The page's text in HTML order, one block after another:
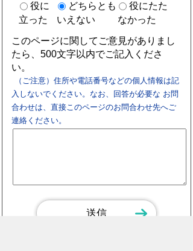
役に
立った
どちらとも
いえない
役にたた
なかった
このページに関してご意見がありまし
たら、500文字以内でご記入くださ
い。
（ご注意）住所や電話番号などの個人情報は記
入しないでください。なお、回答が必要な お問
合わせは、直接このページのお問合わせ先へご
連絡ください。